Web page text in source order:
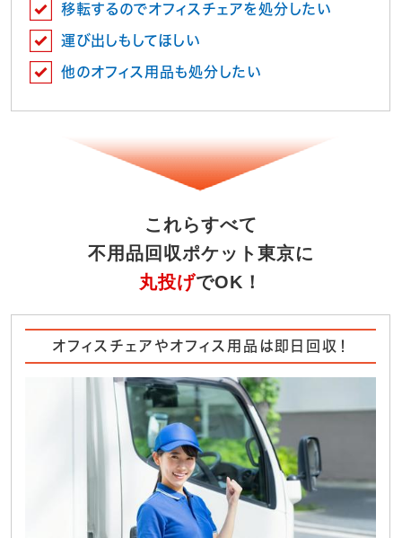
移転するのでオフィスチェアを処分したい
運び出しもしてほしい
他のオフィス用品も処分したい
これらすべて
不用品回収ポケット東京に
丸投げでOK！
オフィスチェアやオフィス用品は即日回収！